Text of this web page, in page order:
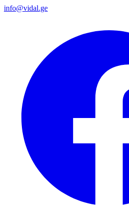
info@vidal.ge